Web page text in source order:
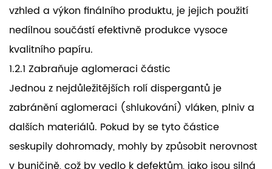
vzhled a výkon finálního produktu, je jejich použití
nedílnou součástí efektivně produkce vysoce
kvalitního papíru.
1.2.1 Zabraňuje aglomeraci částic
Jednou z nejdůležitějších rolí dispergantů je
zabránění aglomeraci (shlukování) vláken, plniv a
dalších materiálů. Pokud by se tyto částice
seskupily dohromady, mohly by způsobit nerovnost